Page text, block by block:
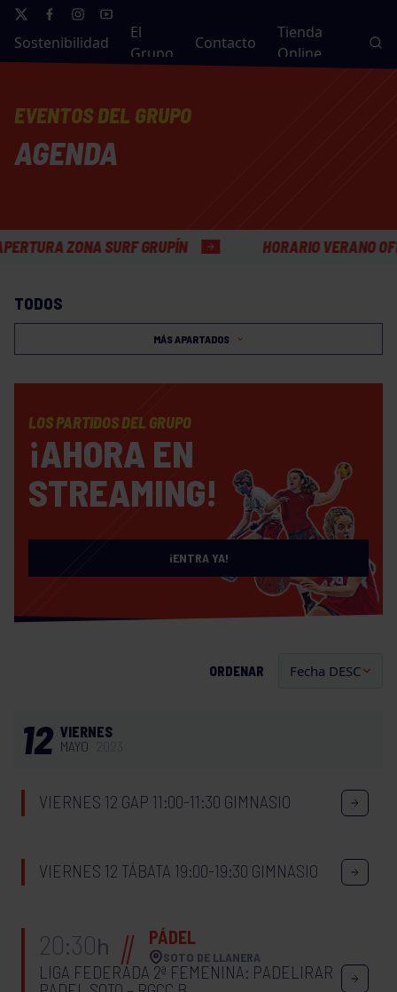
Sostenibilidad
El
Grupo
Contacto
Tienda
Online
EVENTOS DEL GRUPO
AGENDA
ZONA SURF GRUPÍN HORARIO VERANO OFICINAS
TODOS
MÁS APARTADOS
LOS PARTIDOS DEL GRUPO
¡AHORA EN
STREAMING!
¡ENTRA YA!
ORDENAR
12 VIERNES
MAYO
VIERNES 12 GAP 11:00-11:30 GIMNASIO
VIERNES 12 TÁBATA 19:00-19:30 GIMNASIO
20:30h PÁDEL
SOTO DE LLANERA
LIGA FEDERADA 2ª FEMENINA: PADELIRAR